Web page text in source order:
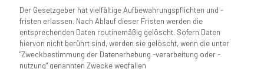
Der Gesetzgeber hat vielfältige Aufbewahrungspflichten und -
fristen erlassen. Nach Ablauf dieser Fristen werden die
entsprechenden Daten routinemäßig gelöscht. Sofern Daten
hiervon nicht berührt sind, werden sie gelöscht, wenn die unter
"Zweckbestimmung der Datenerhebung -verarbeitung oder -
nutzung" genannten Zwecke wegfallen